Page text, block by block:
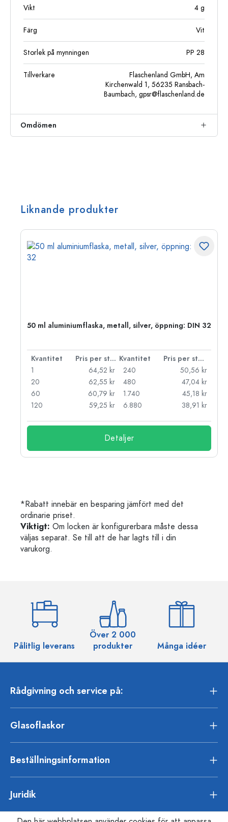
Vikt 4 g
Färg Vit
Storlek på mynningen PP 28
Tillverkare
Flaschenland GmbH, Am
Kirchenwald 1, 56235 Ransbach-
Baumbach, gpsr@flaschenland.de
Omdömen
Liknande produkter
50 ml aluminiumflaska, metall, silver, öppning: DIN 32
Kvantitet Pris per styck Kvantitet
Pris per styck
1
64,52 kr
20
62,55 kr
60
60,79 kr
120
59,25 kr
240
50,56 kr
480
47,04 kr
1.740
45,18 kr
6.880
38,91 kr
Detaljer
*Rabatt innebär en besparing jämfört med det
ordinarie priset.
Viktigt: Om locken är konfigurerbara måste dessa
väljas separat. Se till att de har lagts till i din
varukorg.
Pålitlig leverans
Över 2 000
produkter
Många idéer
Rådgivning och service på:
Glasoflaskor
Beställningsinformation
Juridik